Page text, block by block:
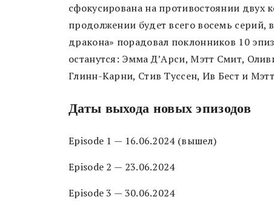
сфокусирована на противостоянии двух
продолжении будет всего восемь серий,
дракона» порадовал поклонников 10
останутся: Эмма Д’Арси, Мэтт Смит,
Глинн-Карни, Стив Туссен, Ив Бест и
Даты выхода новых эпизодов
Episode 1 — 16.06.2024 (вышел)
Episode 2 — 23.06.2024
Episode 3 — 30.06.2024